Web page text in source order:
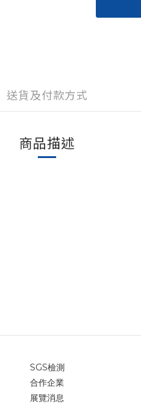
送貨及付款方式
商品描述
SGS檢測
合作企業
展覽消息